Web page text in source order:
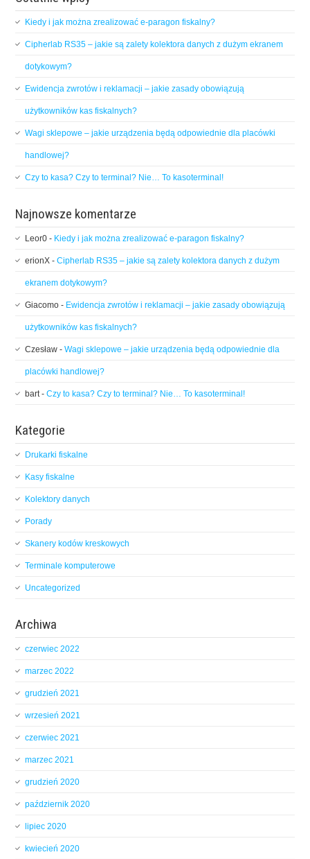
Kiedy i jak można zrealizować e-paragon fiskalny?
Cipherlab RS35 – jakie są zalety kolektora danych z dużym ekranem
dotykowym?
Ewidencja zwrotów i reklamacji – jakie zasady obowiązują
użytkowników kas fiskalnych?
Wagi sklepowe – jakie urządzenia będą odpowiednie dla placówki
handlowej?
Czy to kasa? Czy to terminal? Nie… To kasoterminal!
Najnowsze komentarze
Leor0 - Kiedy i jak można zrealizować e-paragon fiskalny?
erionX -Cipherlab RS35 – jakie są zalety kolektora danych z dużym
ekranem dotykowym?
Giacomo - Ewidencja zwrotów i reklamacji – jakie zasady obowiązują
użytkowników kas fiskalnych?
Czesław -Wagi sklepowe – jakie urządzenia będą odpowiednie dla
placówki handlowej?
bart-Czy to kasa? Czy to terminal? Nie… To kasoterminal!
Kategorie
Drukarki fiskalne
Kasy fiskalne
Kolektory danych
Porady
Skanery kodów kreskowych
Terminale komputerowe
Uncategorized
Archiwa
czerwiec 2022
marzec 2022
grudzień 2021
wrzesień 2021
czerwiec 2021
marzec 2021
grudzień 2020
październik 2020
lipiec 2020
kwiecień 2020